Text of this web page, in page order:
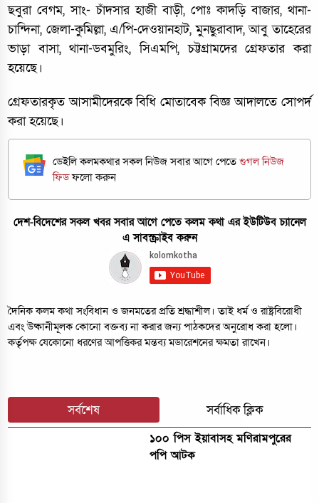
ছবুরা বেগম, সাং- চাঁদসার হাজী বাড়ী, পোঃ কাদড়ি বাজার, থানা-
চান্দিনা, জেলা-কুমিল্লা, এ/পি-দেওয়ানহাট, মুনছুরাবাদ, আবু তাহেরের
ভাড়া বাসা, থানা-ডবমুরিং, সিএমপি, চট্টগ্রামদের গ্রেফতার করা
হয়েছে।
গ্রেফতারকৃত আসামীদেরকে বিধি মোতাবেক বিজ্ঞ আদালতে সোপর্দ
করা হয়েছে।
ডেইলি কলমকথার সকল নিউজ সবার আগে পেতেগুগল নিউজ
ফিডফলো করুন
দেশ-বিদেশের সকল খবর সবার আগে পেতে কলম কথা এর ইউটিউব চ্যানেল
এ সাবস্ক্রাইব করুন
দৈনিক কলম কথা সংবিধান ও জনমতের প্রতি শ্রদ্ধাশীল। তাই ধর্ম ও রাষ্ট্রবিরোধী
এবং উষ্কানীমূলক কোনো বক্তব্য না করার জন্য পাঠকদের অনুরোধ করা হলো।
কর্তৃপক্ষ যেকোনো ধরণের আপত্তিকর মন্তব্য মডারেশনের ক্ষমতা রাখেন।
সর্বশেষ সর্বাধিক ক্লিক
১০০ পিস ইয়াবাসহ মণিরামপুরের
পপি আটক